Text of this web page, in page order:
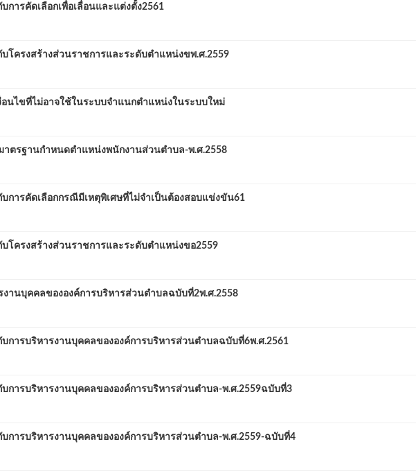
ารคัดเลือกเพื่อเลื่อนและแต่งตั้ง2561
โครงสร้างส่วนราชการและระดับตำแหน่งขพ.ศ.2559
นไขที่ไม่อาจใช้ในระบบจำแนกตำแหน่งในระบบใหม่
ตรฐานกำหนดตำแหน่งพนักงานส่วนตำบล-พ.ศ.2558
การคัดเลือกกรณีมีเหตุพิเศษที่ไม่จำเป็นต้องสอบแข่งขัน61
โครงสร้างส่วนราชการและระดับตำแหน่งขอ2559
านบุคคลขององค์การบริหารส่วนตำบลฉบับที่2พ.ศ.2558
การบริหารงานบุคคลขององค์การบริหารส่วนตำบลฉบับที่6พ.ศ.2561
การบริหารงานบุคคลขององค์การบริหารส่วนตำบล-พ.ศ.2559ฉบับที่3
การบริหารงานบุคคลขององค์การบริหารส่วนตำบล-พ.ศ.2559-ฉบับที่4